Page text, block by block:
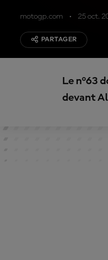
motogp.com 25 oct.
PARTAGER
Le n°63
devant